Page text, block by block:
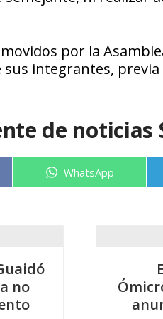
por la
integrantes,
de noticias
Compartir
WhatsApp
no